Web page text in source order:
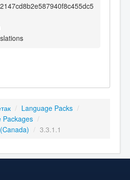
/ Language Packs /
Packages /
/ 3.3.1.1